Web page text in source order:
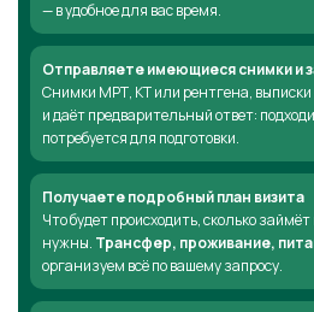
— в удобное для вас время.
Отправляете имеющиеся снимки и
Снимки МРТ, КТ или рентгена, выписки
и даёт предварительный ответ:
потребуется для подготовки.
Получаете подробный план визита
Что будет происходить, сколько
нужны. Трансфер, проживание,
организуем всё по вашему запросу.